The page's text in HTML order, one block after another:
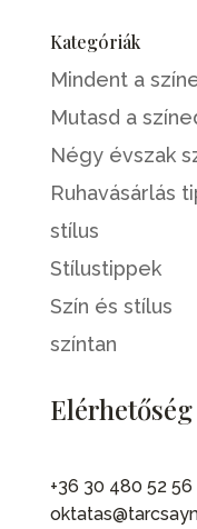
Kategóriák
Mindent a
Mutasd a
Négy évszak
Ruhavásárlás
stílus
Stílustippek
Szín és stílus
színtan
Elérhetőség
+36 30 480 52 56